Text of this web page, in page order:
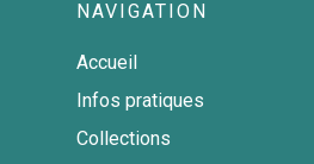
NAVIGATION
Accueil
Infos pratiques
Collections